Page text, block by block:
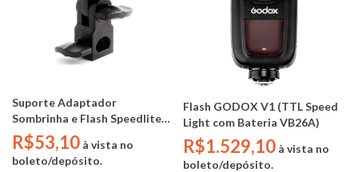
Suporte Adaptador
Sombrinha e Flash Speedlite
Greika YA423
R$53,10 à vista no
boleto/depósito.
Flash GODOX V1 (TTL Speed
Light com Bateria VB26A)
R$1.529,10 à vista no
boleto/depósito.